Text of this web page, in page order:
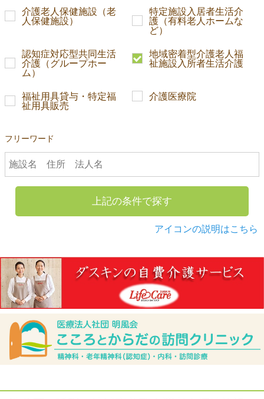
介護老人保健施設（老
人保健施設）
特定施設入居者生活介
護（有料老人ホームな
ど）
認知症対応型共同生活
介護（グループホー
ム）
地域密着型介護老人福
祉施設入所者生活介護
福祉用具貸与・特定福
祉用具販売
介護医療院
フリーワード
上記の条件で探す
アイコンの説明はこちら